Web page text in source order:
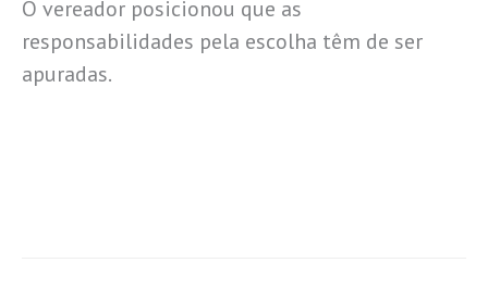
O vereador posicionou que as
responsabilidades pela escolha têm de ser
apuradas.